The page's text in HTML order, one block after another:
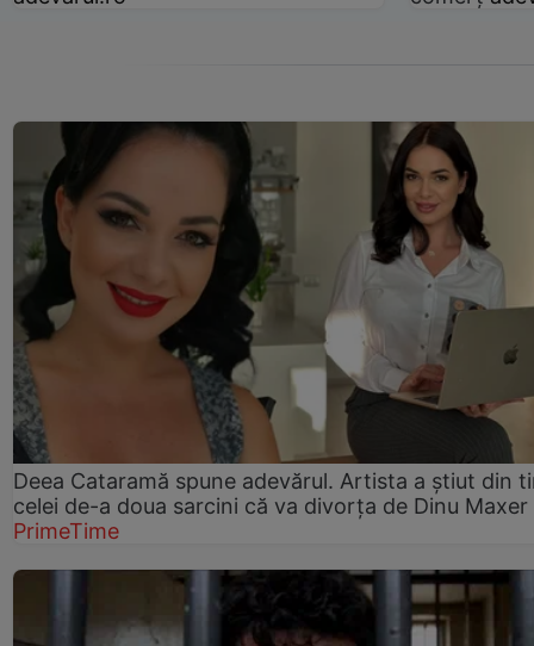
Deea Cataramă spune adevărul. Artista a știut din
celei de-a doua sarcini că va divorța de Dinu Maxer
PrimeTime